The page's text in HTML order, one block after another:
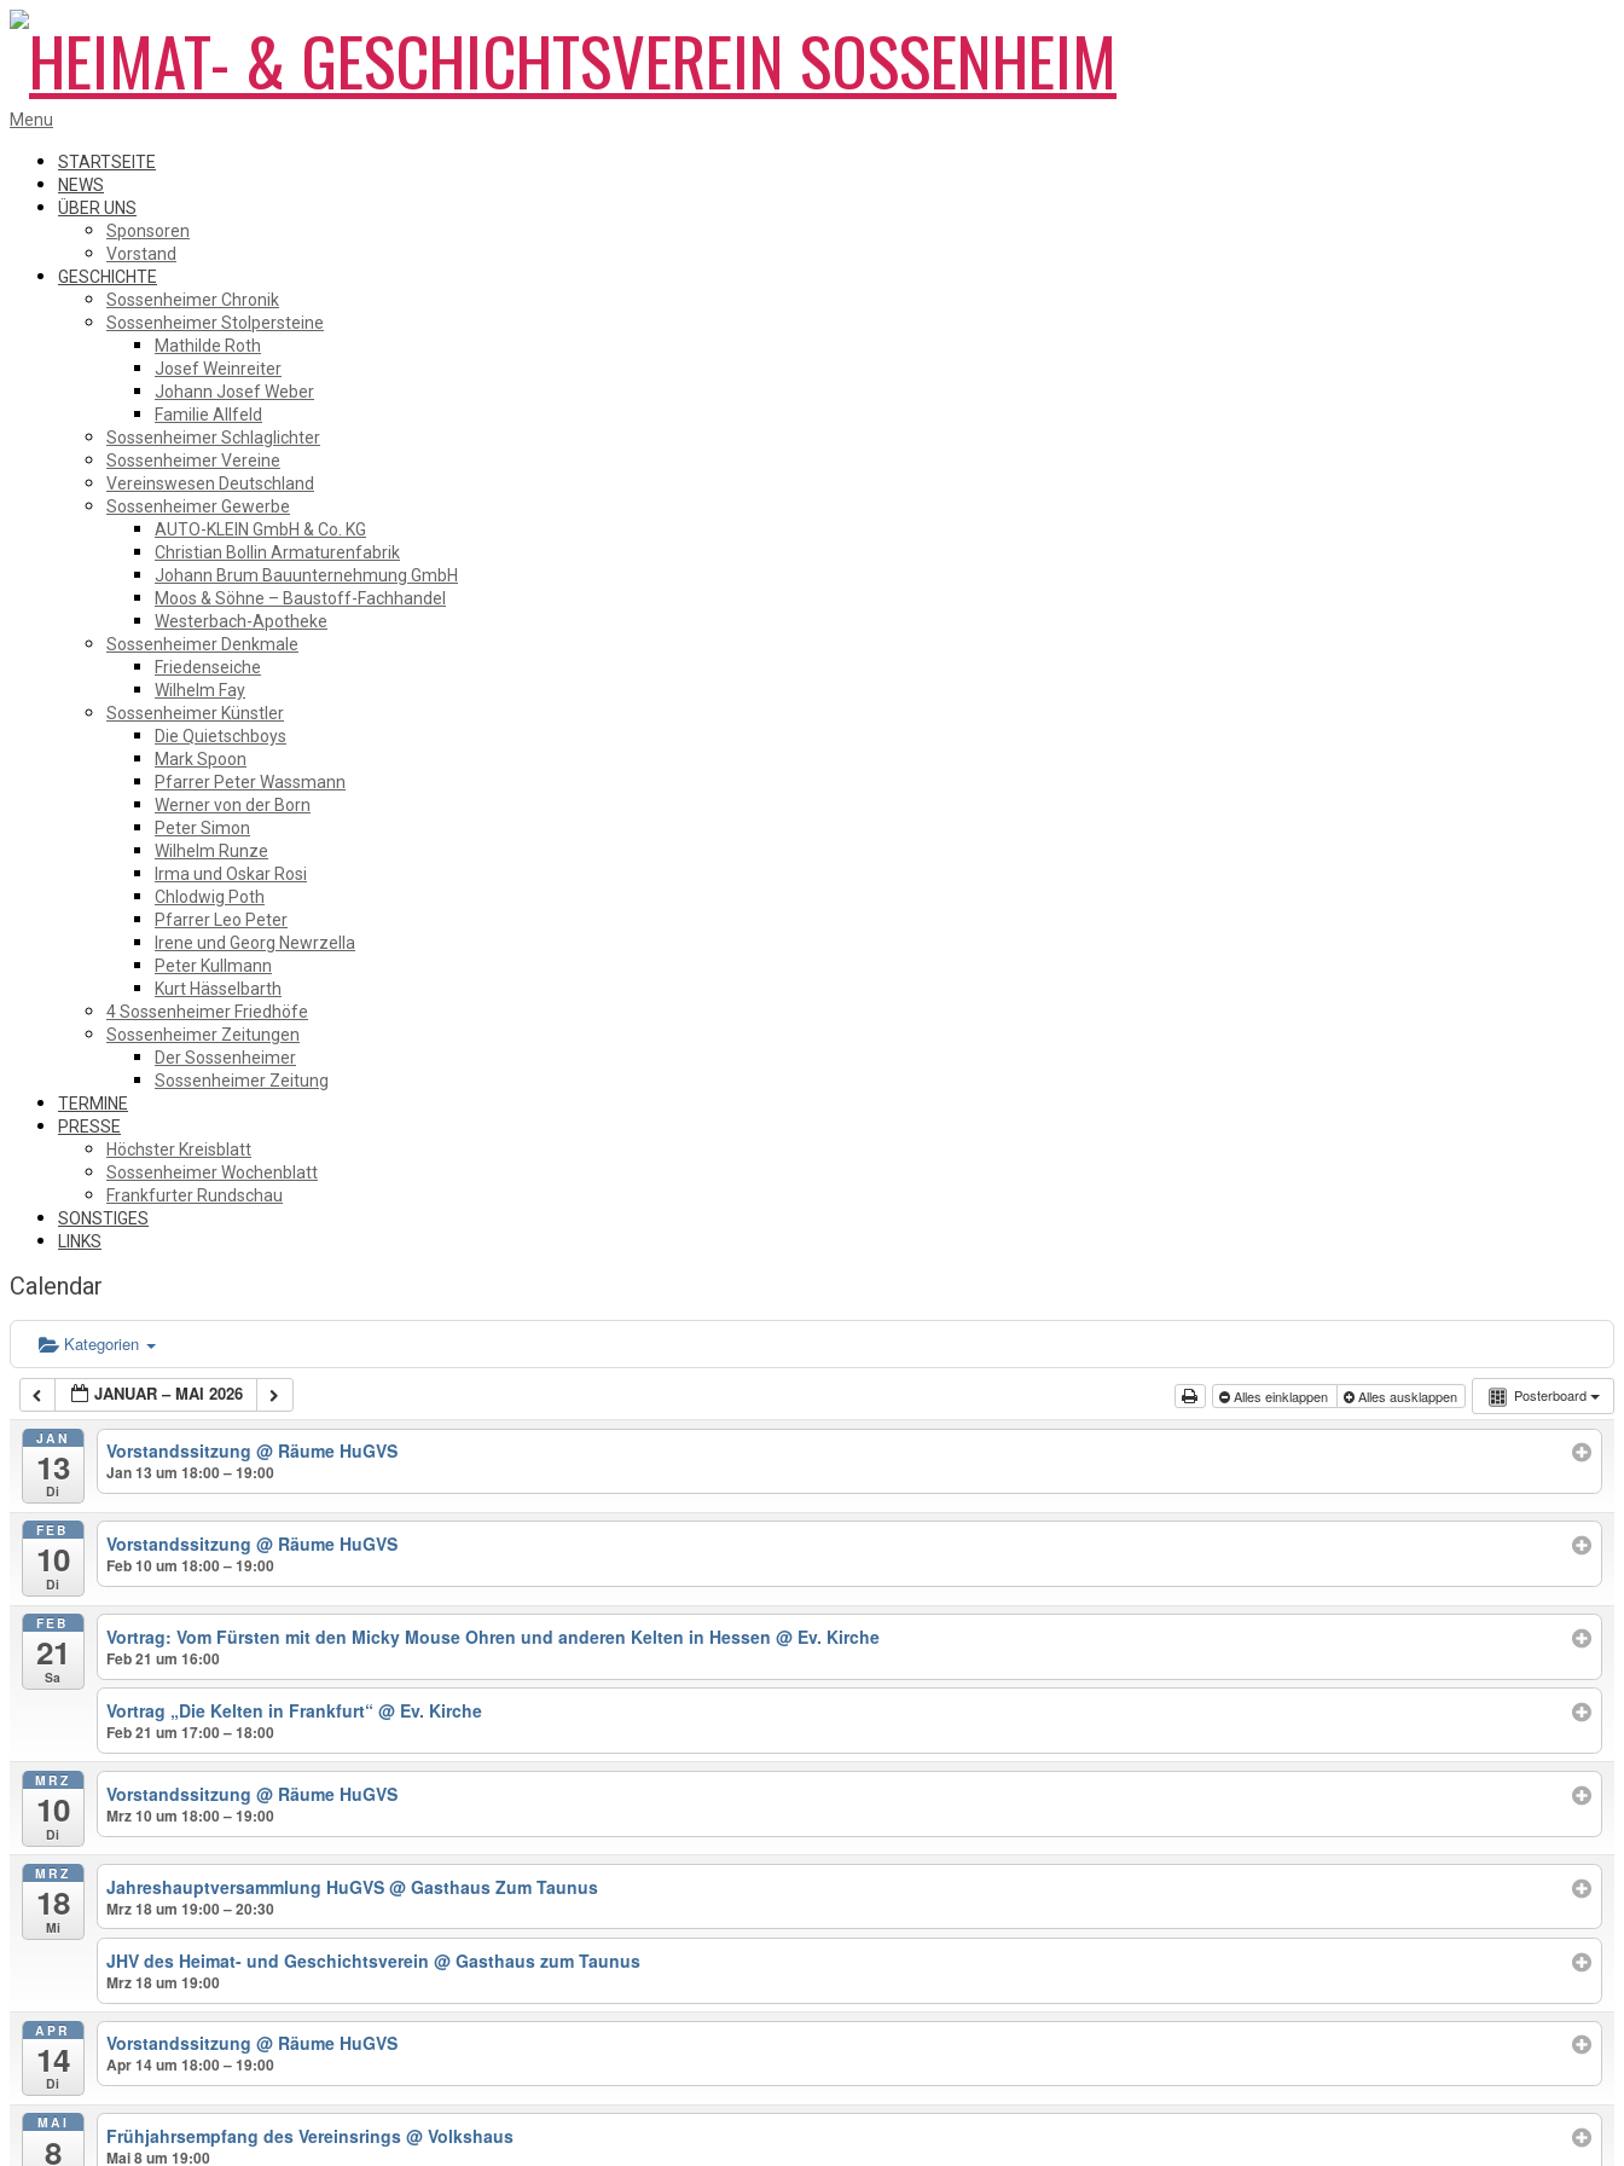
Skip
content
HEIMAT-
&
GESCHICHTSVEREIN
SOSSENHEIM
Primary
Menu
Menu
STARTSEITE
NEWS
ÜBER UNS
Sponsoren
Vorstand
GESCHICHTE
Sossenheimer Chronik
Sossenheimer Stolpersteine
Mathilde Roth
Josef Weinreiter
Johann Josef Weber
Familie Allfeld
Sossenheimer Schlaglichter
Sossenheimer Vereine
Vereinswesen Deutschland
Sossenheimer Gewerbe
AUTO-KLEIN GmbH & Co. KG
Christian Bollin Armaturenfabrik
Johann Brum Bauunternehmung GmbH
Moos & Söhne – Baustoff-Fachhandel
Westerbach-Apotheke
Sossenheimer Denkmale
Friedenseiche
Wilhelm Fay
Sossenheimer Künstler
Die Quietschboys
Mark Spoon
Pfarrer Peter Wassmann
Werner von der Born
Peter Simon
Wilhelm Runze
Irma und Oskar Rosi
Chlodwig Poth
Pfarrer Leo Peter
Irene und Georg Newrzella
Peter Kullmann
Kurt Hässelbarth
4 Sossenheimer Friedhöfe
Sossenheimer Zeitungen
Der Sossenheimer
Sossenheimer Zeitung
TERMINE
PRESSE
Höchster Kreisblatt
Sossenheimer Wochenblatt
Frankfurter Rundschau
SONSTIGES
LINKS
Calendar
Kategorien
Posterboard
JANUAR – MAI 2026 Alles einklappen Alles ausklappen
JAN
13
Di
Vorstandssitzung@ Räume HuGVS
Jan 13 um 18:00 – 19:00
FEB
10
Di
Vorstandssitzung@ Räume HuGVS
Feb 10 um 18:00 – 19:00
FEB
21
Sa
Vortrag: Vom Fürsten mit den Micky Mouse Ohren und anderen Kelten in Hessen@ Ev. Kirche
Feb 21 um 16:00
Vortrag „Die Kelten in Frankfurt“@ Ev. Kirche
Feb 21 um 17:00 – 18:00
MRZ
10
Di
Vorstandssitzung@ Räume HuGVS
Mrz 10 um 18:00 – 19:00
MRZ
18
Mi
Jahreshauptversammlung HuGVS@ Gasthaus Zum Taunus
Mrz 18 um 19:00 – 20:30
JHV des Heimat- und Geschichtsverein@ Gasthaus zum Taunus
Mrz 18 um 19:00
APR
14
Di
Vorstandssitzung@ Räume HuGVS
Apr 14 um 18:00 – 19:00
MAI
8 Frühjahrsempfang des Vereinsrings@ Volkshaus
Mai 8 um 19:00